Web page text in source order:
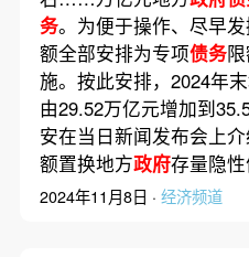
务。为便于操作、尽早
额全部安排为专项债务
施。按此安排，2024年
由29.52万亿元增加到
安在当日新闻发布会上
额置换地方政府存量隐
2024年11月8日 · 经济频道